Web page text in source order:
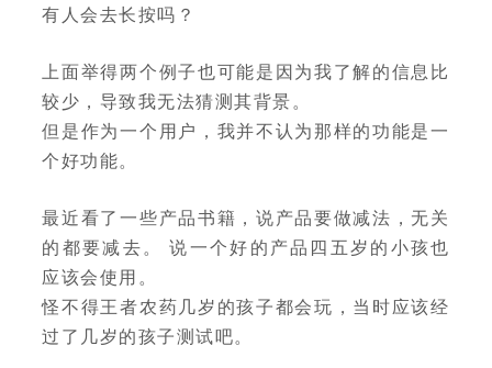
有人会去长按吗？
上面举得两个例子也可能是因为我了解的信息比
较少，导致我无法猜测其背景。
但是作为一个用户，我并不认为那样的功能是一
个好功能。
最近看了一些产品书籍，说产品要做减法，无关
的都要减去。 说一个好的产品四五岁的小孩也
应该会使用。
怪不得王者农药几岁的孩子都会玩，当时应该经
过了几岁的孩子测试吧。